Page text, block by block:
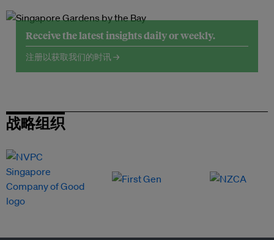
Receive the latest insights daily or weekly.
注册以获取我们的时讯 →
战略组织